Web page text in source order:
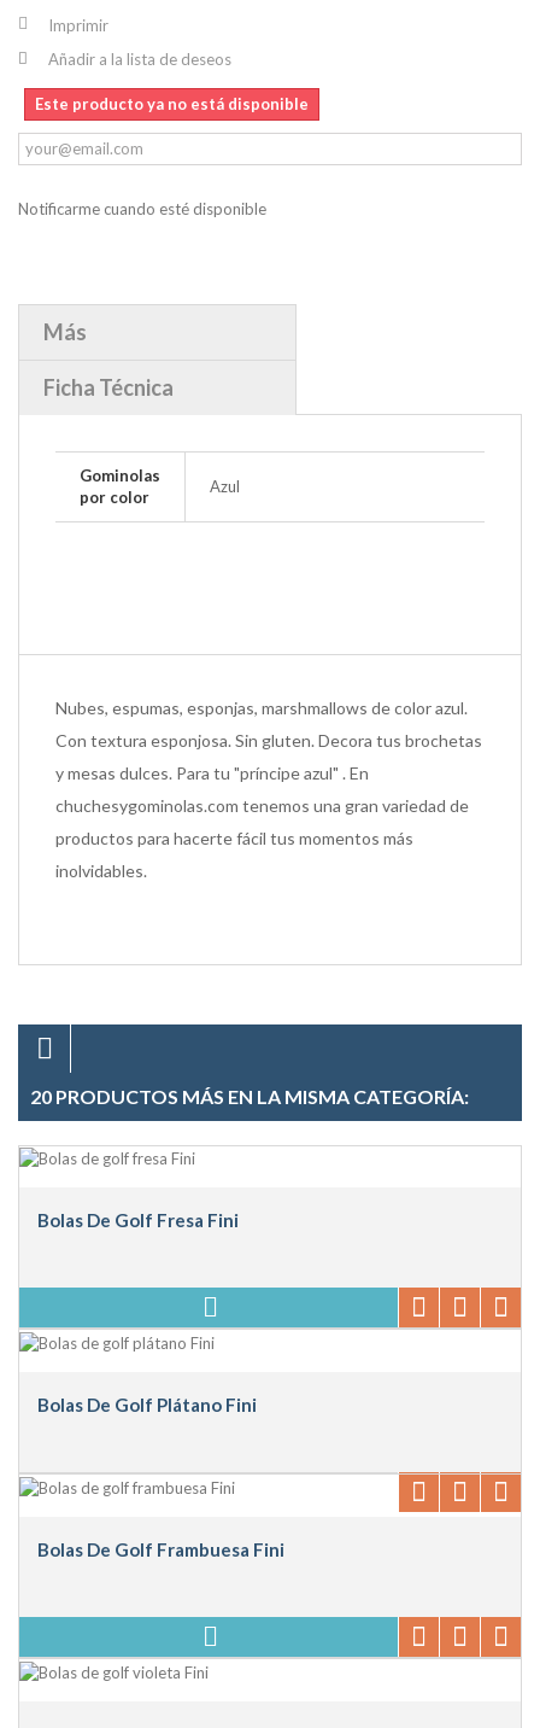
Imprimir
Añadir a la lista de deseos
Este producto ya no está disponible
Notificarme cuando esté disponible
Más
Ficha Técnica
Gominolas
por color
Azul
Nubes, espumas, esponjas, marshmallows de color azul.
Con textura esponjosa. Sin gluten. Decora tus brochetas
y mesas dulces. Para tu "príncipe azul" . En
chuchesygominolas.com tenemos una gran variedad de
productos para hacerte fácil tus momentos más
inolvidables.
20 PRODUCTOS MÁS EN LA MISMA CATEGORÍA:
Bolas De Golf Fresa Fini
Bolas De Golf Plátano Fini
Bolas De Golf Frambuesa Fini